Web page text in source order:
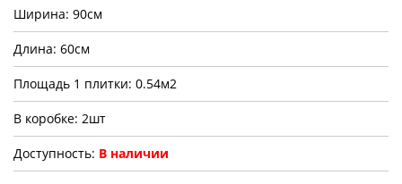
Ширина: 90см
Длина: 60см
Площадь 1 плитки: 0.54м2
В коробке: 2шт
Доступность: В наличии